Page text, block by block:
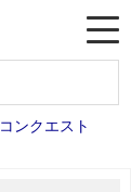
ンクエスト